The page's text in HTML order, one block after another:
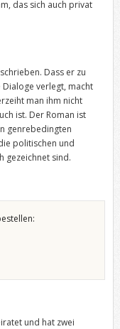
das sich auch privat
Dass er zu
verlegt, macht
man ihm nicht
ist. Der Roman ist
genrebedingten
politischen und
gezeichnet sind.
und hat zwei